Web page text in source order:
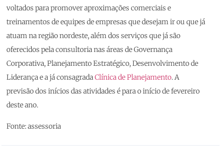
voltados para promover aproximações comerciais e
treinamentos de equipes de empresas que desejam ir ou que já
atuam na região nordeste, além dos serviços que já são
oferecidos pela consultoria nas áreas de Governança
Corporativa, Planejamento Estratégico, Desenvolvimento de
Liderança e a já consagradaClínica de Planejamento. A
previsão dos inícios das atividades é para o início de fevereiro
deste ano.
Fonte: assessoria